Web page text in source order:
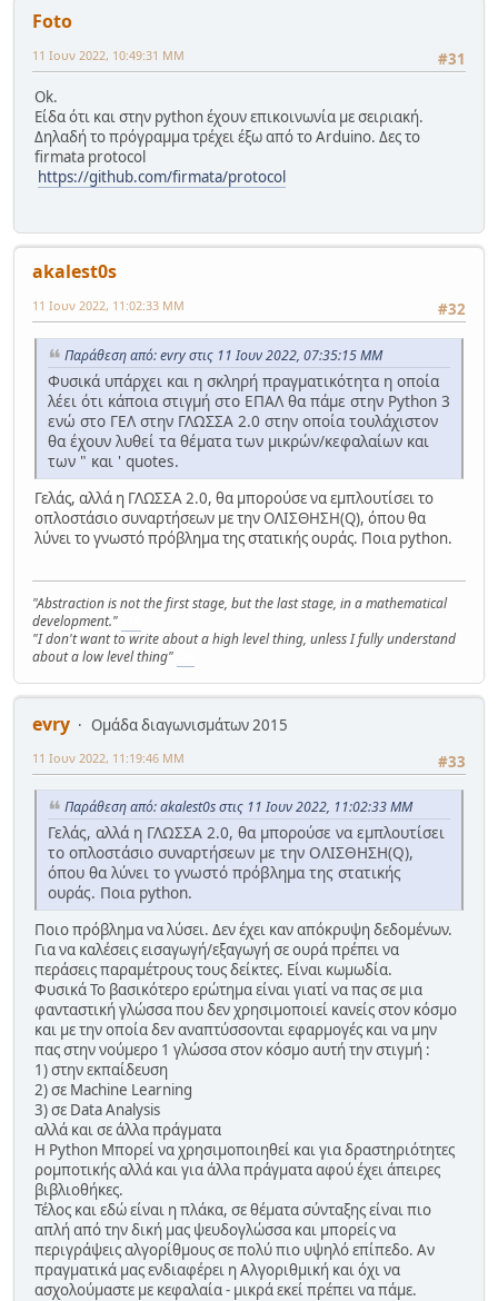
Foto
#31
11 Ιουν 2022, 10:49:31 ΜΜ
Ok.
Είδα ότι και στην python έχουν επικοινωνία με σειριακή.
Δηλαδή το πρόγραμμα τρέχει έξω από το Arduino. Δες το
firmata protocol
https://github.com/firmata/protocol
akalest0s
#32
11 Ιουν 2022, 11:02:33 ΜΜ
Παράθεση από: evry στις 11 Ιουν 2022, 07:35:15 ΜΜ
Φυσικά υπάρχει και η σκληρή πραγματικότητα η οποία
λέει ότι κάποια στιγμή στο ΕΠΑΛ θα πάμε στην Python 3
ενώ στο ΓΕΛ στην ΓΛΩΣΣΑ 2.0 στην οποία τουλάχιστον
θα έχουν λυθεί τα θέματα των μικρών/κεφαλαίων και
των " και ' quotes.
Γελάς, αλλά η ΓΛΩΣΣΑ 2.0, θα μπορούσε να εμπλουτίσει το
οπλοστάσιo συναρτήσεων με την ΟΛΙΣΘΗΣΗ(Q), όπου θα
λύνει το γνωστό πρόβλημα της στατικής ουράς. Ποια python.
"Abstraction is not the first stage, but the last stage, in a mathematical
development."
"I don't want to write about a high level thing, unless I fully understand
about a low level thing"
evry
Ομάδα διαγωνισμάτων 2015
#33
11 Ιουν 2022, 11:19:46 ΜΜ
Παράθεση από: akalest0s στις 11 Ιουν 2022, 11:02:33 ΜΜ
Γελάς, αλλά η ΓΛΩΣΣΑ 2.0, θα μπορούσε να εμπλουτίσει
το οπλοστάσιo συναρτήσεων με την ΟΛΙΣΘΗΣΗ(Q),
όπου θα λύνει το γνωστό πρόβλημα της στατικής
ουράς. Ποια python.
Ποιο πρόβλημα να λύσει. Δεν έχει καν απόκρυψη δεδομένων.
Για να καλέσεις εισαγωγή/εξαγωγή σε ουρά πρέπει να
περάσεις παραμέτρους τους δείκτες. Είναι κωμωδία.
Φυσικά Το βασικότερο ερώτημα είναι γιατί να πας σε μια
φανταστική γλώσσα που δεν χρησιμοποιεί κανείς στον κόσμο
και με την οποία δεν αναπτύσσονται εφαρμογές και να μην
πας στην νούμερο 1 γλώσσα στον κόσμο αυτή την στιγμή :
1) στην εκπαίδευση
2) σε Machine Learning
3) σε Data Analysis
αλλά και σε άλλα πράγματα
Η Python Μπορεί να χρησιμοποιηθεί και για δραστηριότητες
ρομποτικής αλλά και για άλλα πράγματα αφού έχει άπειρες
βιβλιοθήκες.
Τέλος και εδώ είναι η πλάκα, σε θέματα σύνταξης είναι πιο
απλή από την δική μας ψευδογλώσσα και μπορείς να
περιγράψεις αλγορίθμους σε πολύ πιο υψηλό επίπεδο. Αν
πραγματικά μας ενδιαφέρει η Αλγοριθμική και όχι να
ασχολούμαστε με κεφαλαία - μικρά εκεί πρέπει να πάμε.